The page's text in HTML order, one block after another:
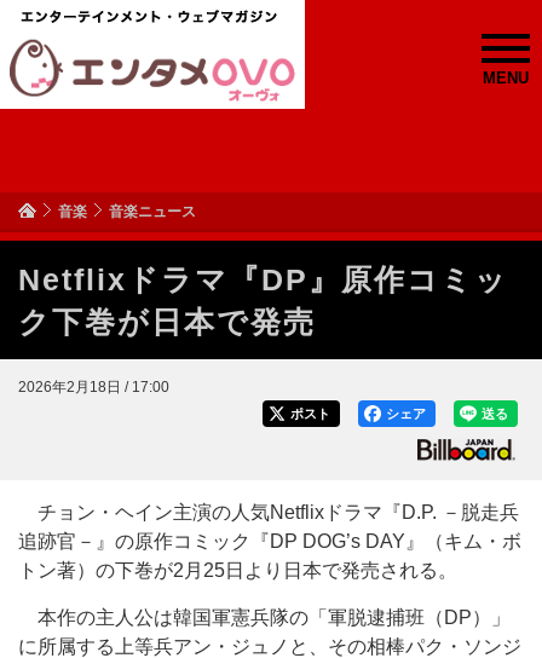
MENU
音楽 音楽ニュース
Netflixドラマ『DP』原作コミッ
ク下巻が日本で発売
2026年2月18日 / 17:00
送る
シェア
ポスト
チョン・ヘイン主演の人気Netflixドラマ『D.P. －脱走兵
追跡官－』の原作コミック『DP DOG’s DAY』（キム・ボ
トン著）の下巻が2月25日より日本で発売される。
本作の主人公は韓国軍憲兵隊の「軍脱逮捕班（DP）」
に所属する上等兵アン・ジュノと、その相棒パク・ソンジ